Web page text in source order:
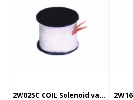
2W025C COIL Solenoid valve